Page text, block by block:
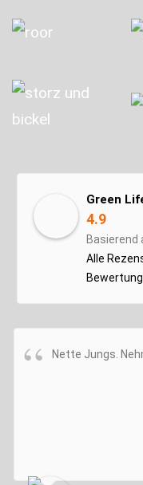
Green
4.9
Basierend
Alle
Nette Jungs.